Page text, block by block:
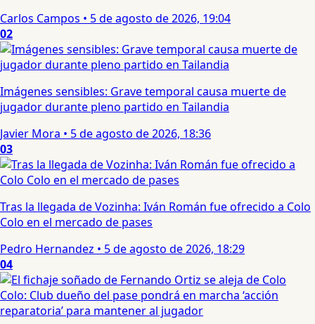
Carlos Campos • 5 de agosto de 2026, 19:04
02
Imágenes sensibles: Grave temporal causa muerte de
jugador durante pleno partido en Tailandia
Javier Mora • 5 de agosto de 2026, 18:36
03
Tras la llegada de Vozinha: Iván Román fue ofrecido a Colo
Colo en el mercado de pases
Pedro Hernandez • 5 de agosto de 2026, 18:29
04